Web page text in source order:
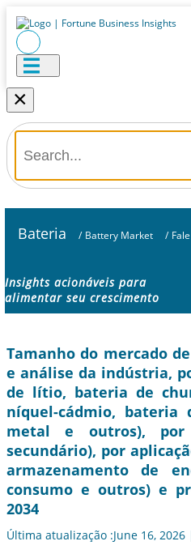
×
Bateria / Battery Market /
Insights acionáveis ​​para
alimentar seu crescimento
Tamanho do mercado
e análise da indústria,
de lítio, bateria de
níquel-cádmio,
metal e outros),
secundário), por
armazenamento de
consumo e outros) e
2034
Última atualização :June 16,